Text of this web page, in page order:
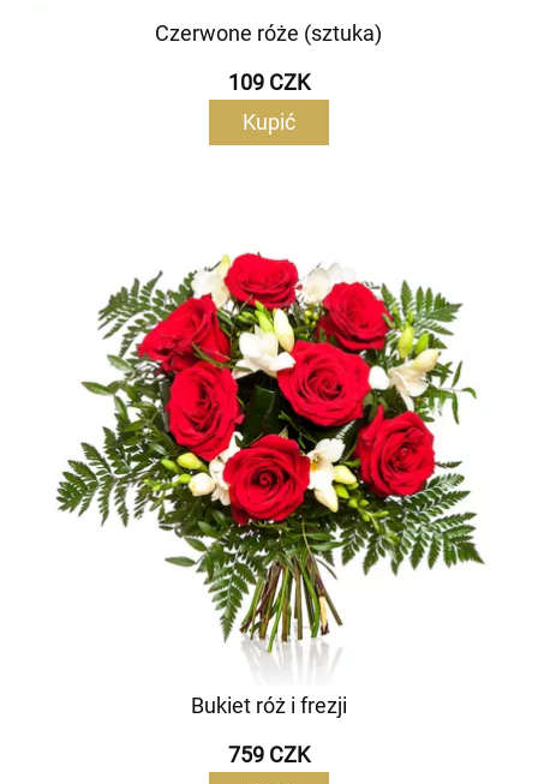
Czerwone róże (sztuka)
109 CZK
Kupić
Bukiet róż i frezji
759 CZK